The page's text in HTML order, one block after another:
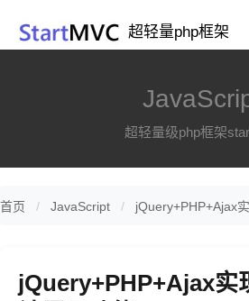
超轻量php框架
超轻量级php框架
首页 JavaScript jQuery+PHP+Ajax
jQuery+PHP+Ajax实